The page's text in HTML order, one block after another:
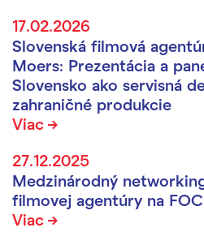
17.02.2026
Slovenská filmová
Moers: Prezentácia a
Slovensko ako servisná
zahraničné produkcie
Viac
27.12.2025
Medzinárodný
filmovej agentúry na
Viac